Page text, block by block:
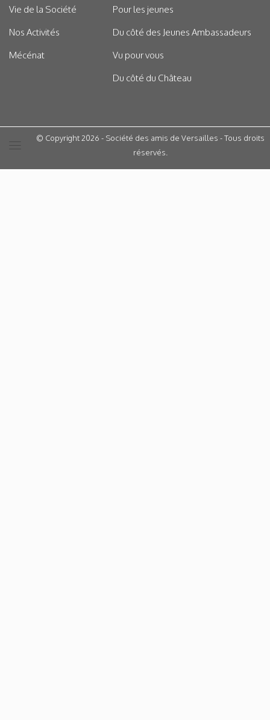
Vie de la Société
Nos Activités
Mécénat
Pour les jeunes
Du côté des Jeunes Ambassadeurs
Vu pour vous
Du côté du Château
© Copyright 2026 - Société des amis de Versailles - Tous droits
réservés.